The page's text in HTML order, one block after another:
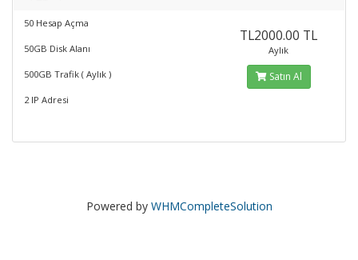
50 Hesap Açma
50GB Disk Alanı
500GB Trafik ( Aylık )
2 IP Adresi
TL2000.00 TL
Aylık
Satın Al
Powered by WHMCompleteSolution